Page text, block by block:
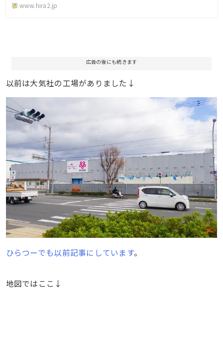
www.hira2.jp
広告の後にも続きます
以前は大気社の工場がありました↓
ひらつーでも以前記事にしています。
地図ではここ↓